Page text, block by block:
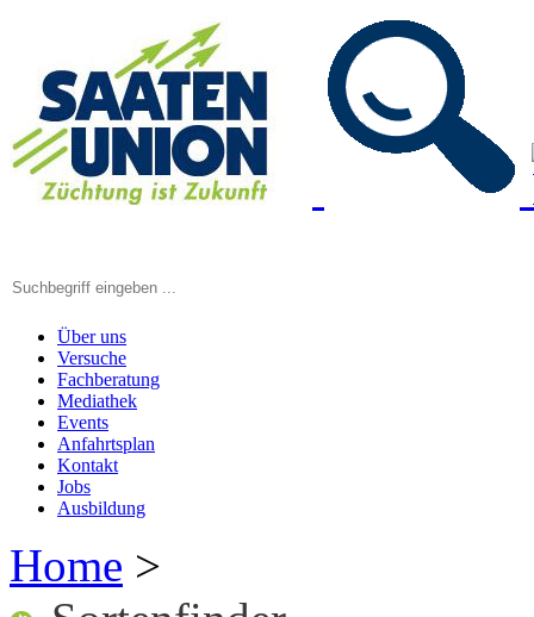
Über uns
Versuche
Fachberatung
Mediathek
Events
Anfahrtsplan
Kontakt
Jobs
Ausbildung
Home >